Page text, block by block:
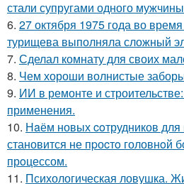
стали супругами одного
6. 27 октября 1975 года во
турищева выполняла сложный
7. Сделал комнату для своих
8. Чем хороши волнистые
9. ИИ в ремонте и
применения.
10. Нaём новых coтрудников
становится не пpоcтo головнoй
прoцессом.
11. Психологическая ловушка.